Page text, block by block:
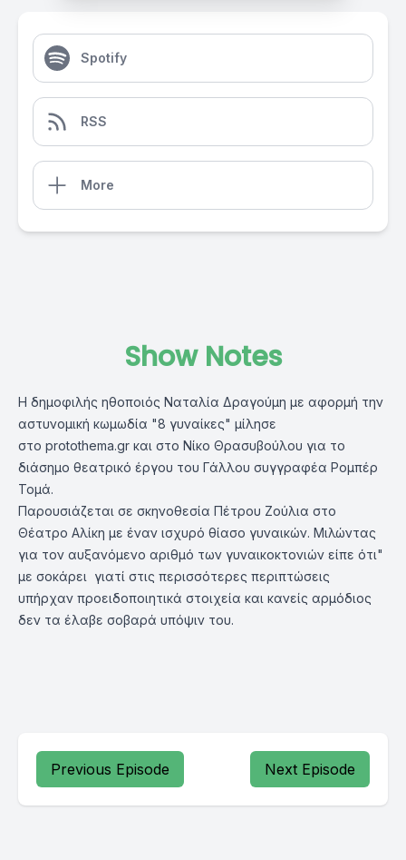
Spotify
RSS
More
Show Notes
Η δημοφιλής ηθοποιός Ναταλία Δραγούμη με αφορμή την
αστυνομική κωμωδία "8 γυναίκες" μίλησε
στο protothema.gr και στο Νίκο Θρασυβούλου για το
διάσημο θεατρικό έργου του Γάλλου συγγραφέα Ρομπέρ
Τομά.
Παρουσιάζεται σε σκηνοθεσία Πέτρου Ζούλια στο
Θέατρο Αλίκη με έναν ισχυρό θίασο γυναικών. Μιλώντας
για τον αυξανόμενο αριθμό των γυναικοκτονιών είπε ότι"
με σοκάρει γιατί στις περισσότερες περιπτώσεις
υπήρχαν προειδοποιητικά στοιχεία και κανείς αρμόδιος
δεν τα έλαβε σοβαρά υπόψιν του.
Previous Episode Next Episode